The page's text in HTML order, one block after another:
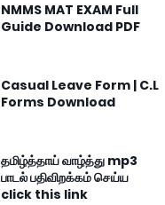
NMMS MAT EXAM Full
Guide Download PDF
Casual Leave Form | C.L
Forms Download
தமிழ்த்தாய் வாழ்த்து mp3
பாடல் பதிவிறக்கம் செய்ய
click this link